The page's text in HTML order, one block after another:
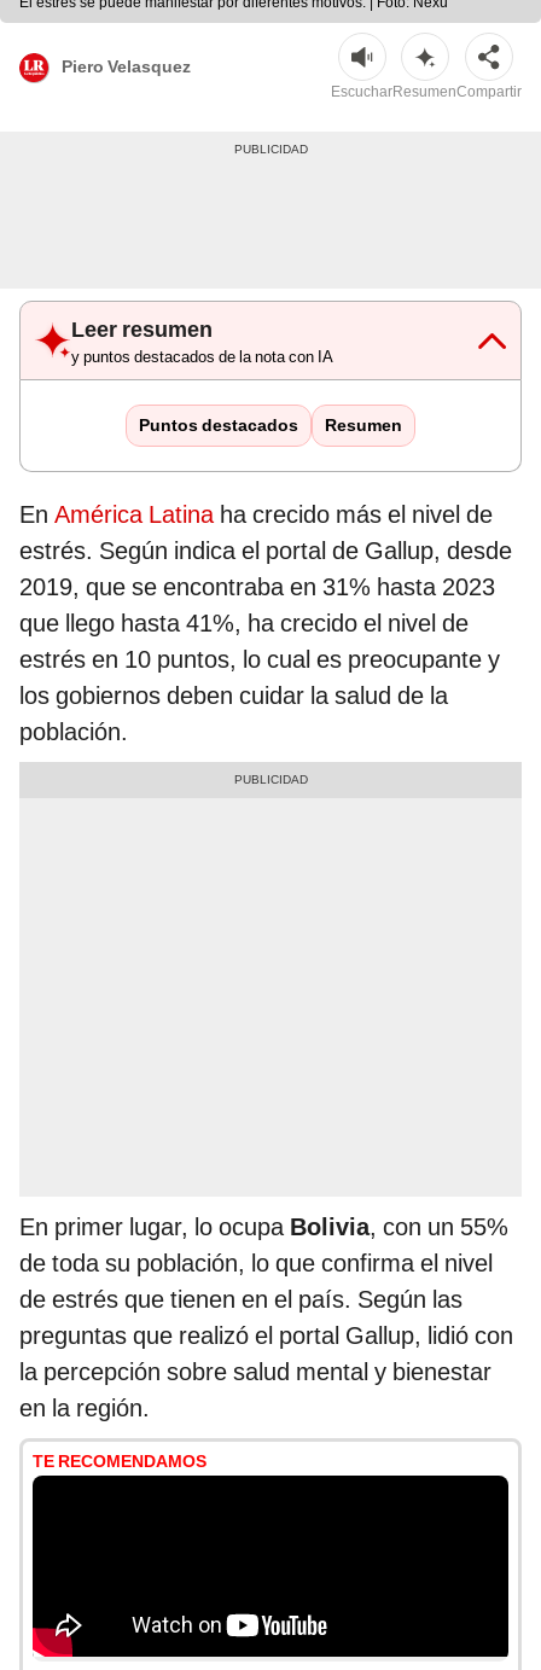
Piero Velasquez
EscucharResumenCompartir
Leer resumen
y puntos destacados de la nota con IA
Puntos destacados Resumen
En América Latina ha crecido más el nivel de
estrés. Según indica el portal de Gallup, desde
2019, que se encontraba en 31% hasta 2023
que llego hasta 41%, ha crecido el nivel de
estrés en 10 puntos, lo cual es preocupante y
los gobiernos deben cuidar la salud de la
población.
En primer lugar, lo ocupa Bolivia, con un 55%
de toda su población, lo que confirma el nivel
de estrés que tienen en el país. Según las
preguntas que realizó el portal Gallup, lidió con
la percepción sobre salud mental y bienestar
en la región.
TE RECOMENDAMOS